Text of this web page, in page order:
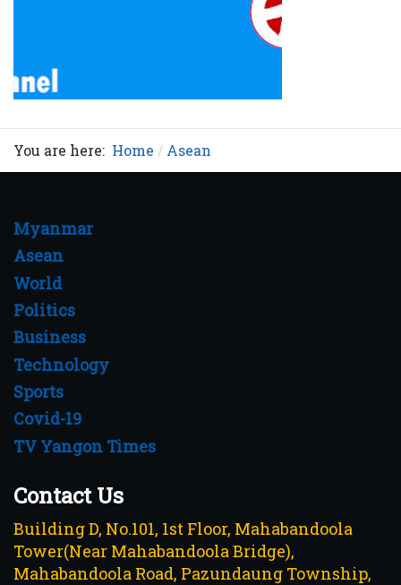
You are here: Home Asean
Myanmar
Asean
World
Politics
Business
Technology
Sports
Covid-19
TV Yangon Times
Contact Us
Building D, No.101, 1st Floor, Mahabandoola
Tower(Near Mahabandoola Bridge),
Mahabandoola Road, Pazundaung Township,